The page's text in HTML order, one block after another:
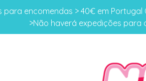
encomendas > 40€ em
>Não haverá expedições para